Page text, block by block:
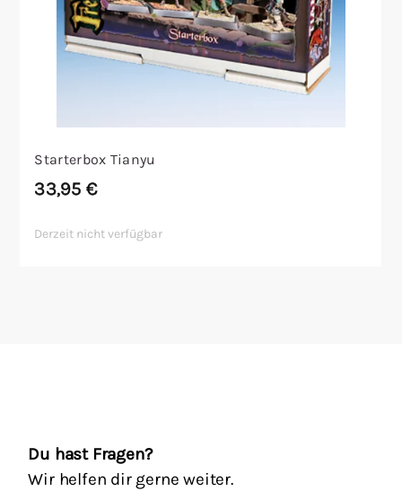
Starterbox Tianyu
33,95€
Derzeit nicht verfügbar
Du hast Fragen?
Wir helfen dir gerne weiter.